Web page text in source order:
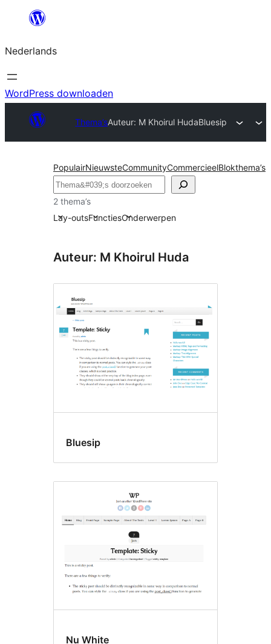
de
inhoud
Nederlands
WordPress downloaden
Thema’sAuteur: M Khoirul HudaBluesip
PopulairNieuwsteCommunityCommercieelBlokthema’s
Zoeken
2 thema’s
Lay-outsFunctiesOnderwerpen
Auteur: M Khoirul Huda
Bluesip
Nu White